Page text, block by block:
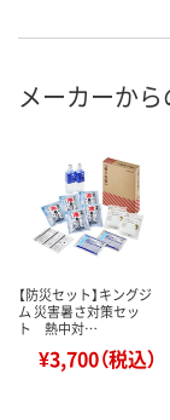
メーカーか
【防災セット】キングジ
ム 災害暑さ対策セッ
ト 熱中対…
¥3,700（税込）